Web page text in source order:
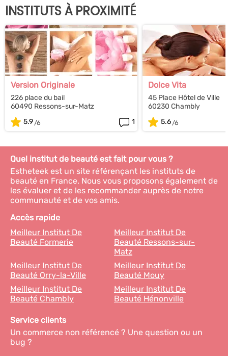
INSTITUTS À PROXIMITÉ
Version Originale
226 place du bail
60490 Ressons-sur-Matz
5.9
1
Dolce Vita
45 Place Hôtel de Ville
60230 Chambly
5.6
Quel institut de beauté est fait pour vous ?
Estheteek est un site référençant les instituts de
beauté en France. Nous vous proposons également de
les évaluer et de les recommander auprès de notre
communauté et de vos amis.
Accès rapide
Meilleur Institut De
Beauté Formerie
Meilleur Institut De
Beauté Ressons-sur-
Matz
Meilleur Institut De
Beauté Orry-la-Ville
Meilleur Institut De
Beauté Mouy
Meilleur Institut De
Beauté Chambly
Meilleur Institut De
Beauté Hénonville
Service clients
Un commerce non référencé ? Une question ou un
bug ?